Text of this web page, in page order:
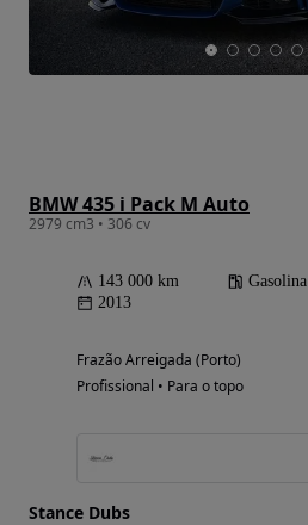
BMW 435 i Pack M Auto
2979 cm3 • 306 cv
143 000 km Gasolina
2013
Frazão Arreigada (Porto)
Profissional • Para o topo
Stance Dubs